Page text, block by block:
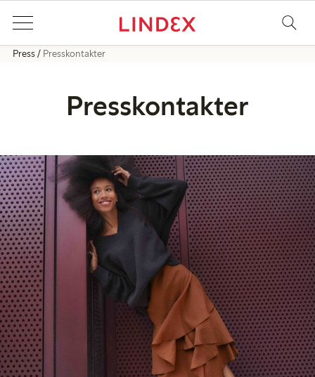
Press Presskontakter
Presskontakter